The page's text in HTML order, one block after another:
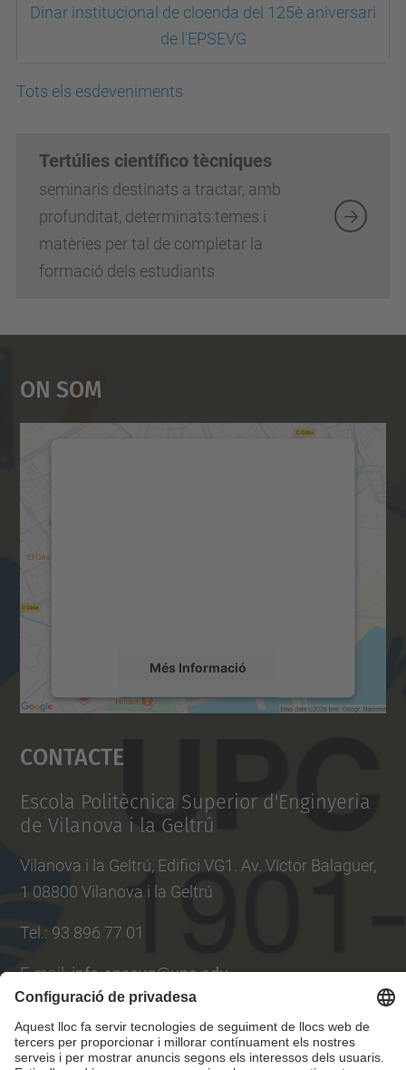
Dinar institucional de cloenda del 125è aniversari
de l'EPSEVG
Tots els esdeveniments
Tertúlies científico tècniques
seminaris destinats a tractar, amb
profunditat, determinats temes i
matèries per tal de completar la
formació dels estudiants
On Som
Més Informació
Accepta
powered by
Contacte
Escola Politècnica Superior d'Enginyeria
de Vilanova i la Geltrú
Vilanova i la Geltrú, Edifici VG1. Av. Víctor Balaguer,
1 08800 Vilanova i la Geltrú
Tel. : 93 896 77 01
E-mail:info.epsevg@upc.edu
Formulari de contacte